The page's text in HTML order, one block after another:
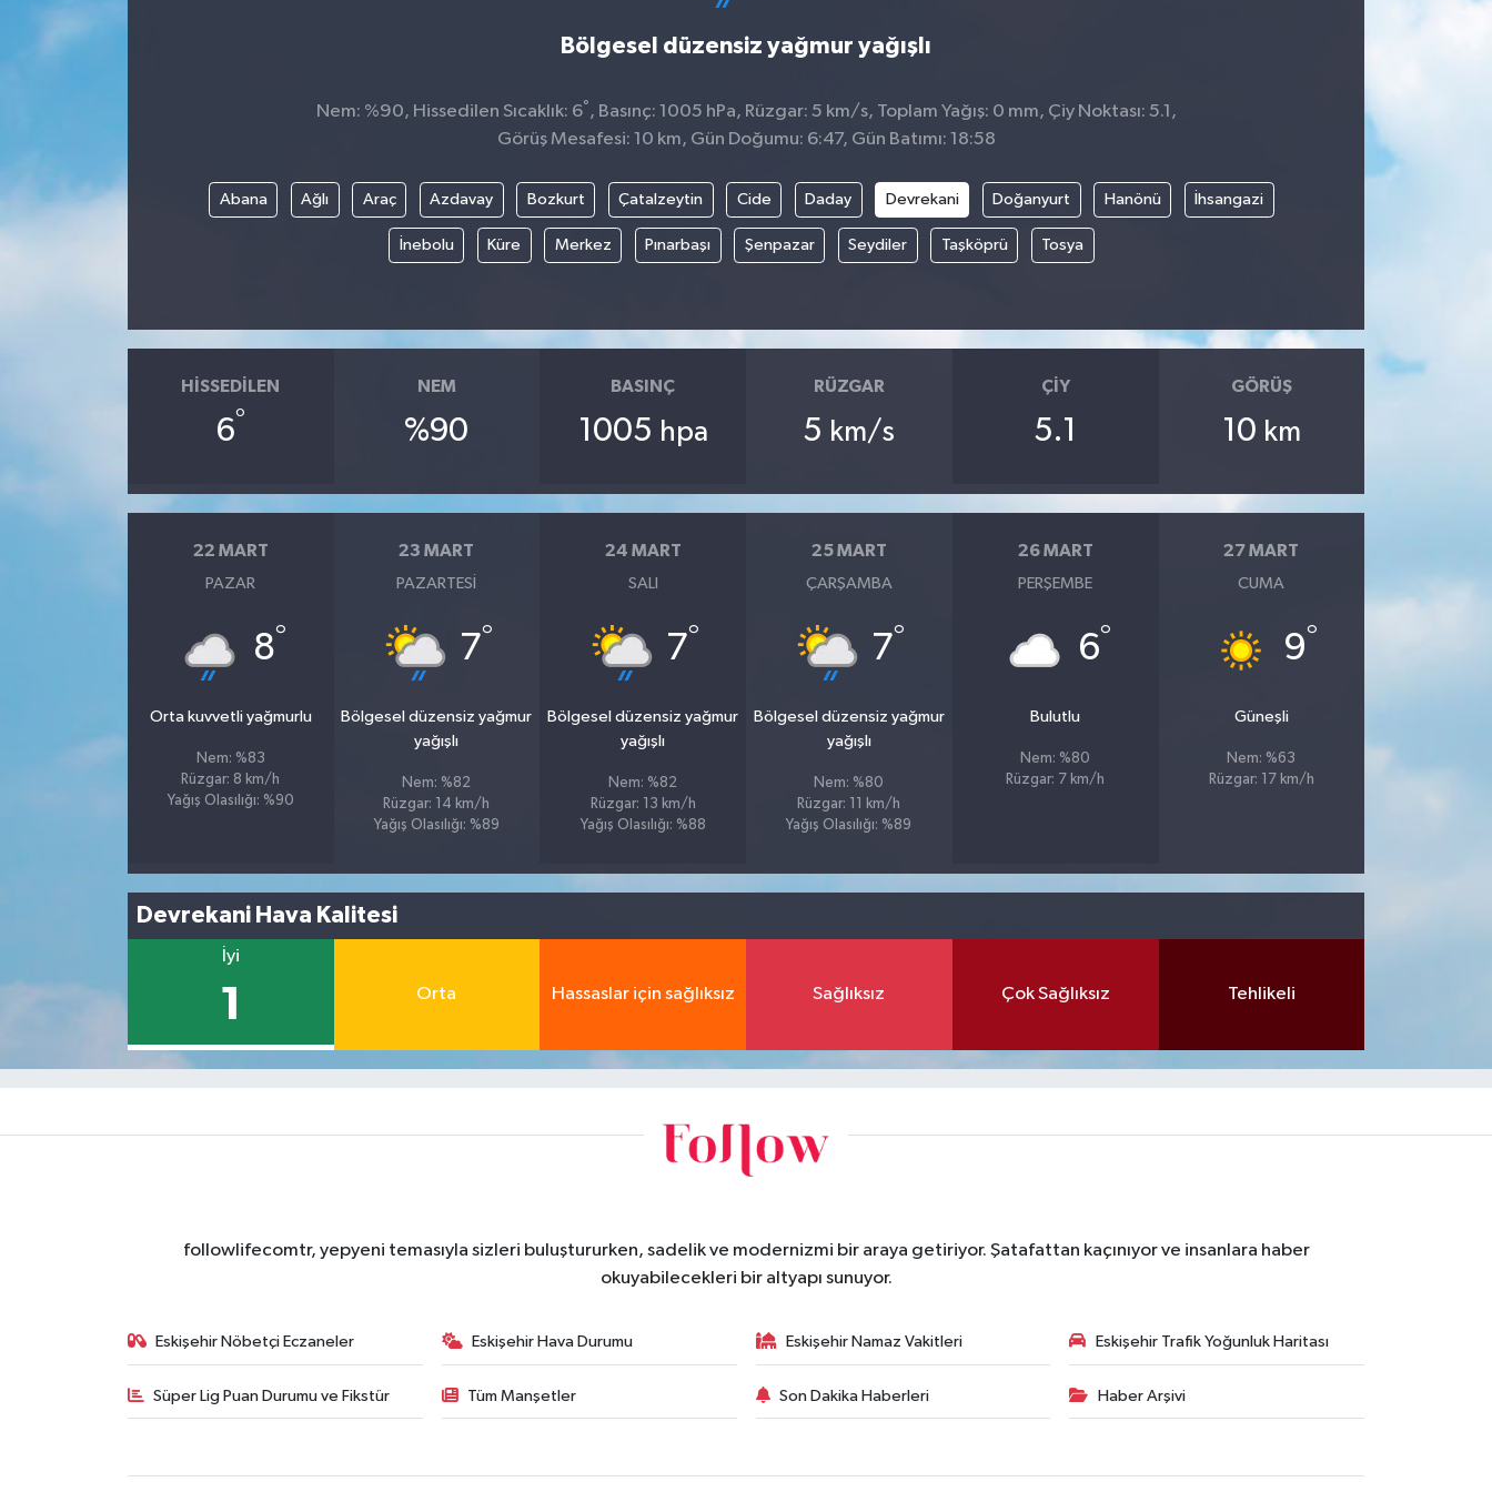
Bölgesel düzensiz yağmur yağışlı
Nem: %90, Hissedilen Sıcaklık: 6° , Basınç: 1005 hPa, Rüzgar: 5 km/s, Toplam Yağış: 0 mm, Çiy Noktası: 5.1,
Görüş Mesafesi: 10 km, Gün Doğumu: 6:47, Gün Batımı: 18:58
Abana Ağlı Araç Azdavay Bozkurt Çatalzeytin Cide Daday Devrekani Doğanyurt Hanönü İhsangazi
İnebolu Küre Merkez Pınarbaşı Şenpazar Seydiler Taşköprü Tosya
HISSEDILEN
6°
NEM
%90
BASINÇ
1005 hpa
RÜZGAR
5 km/s
ÇIY
5.1
GÖRÜŞ
10 km
22 MART
PAZAR
8°
Orta kuvvetli yağmurlu
Nem: %83
Rüzgar: 8 km/h
Yağış Olasılığı: %90
23 MART
PAZARTESI
7°
Bölgesel düzensiz yağmur
yağışlı
Nem: %82
Rüzgar: 14 km/h
Yağış Olasılığı: %89
24 MART
SALI
7°
Bölgesel düzensiz yağmur
yağışlı
Nem: %82
Rüzgar: 13 km/h
Yağış Olasılığı: %88
25 MART
ÇARŞAMBA
7°
Bölgesel düzensiz yağmur
yağışlı
Nem: %80
Rüzgar: 11 km/h
Yağış Olasılığı: %89
26 MART
PERŞEMBE
6°
Bulutlu
Nem: %80
Rüzgar: 7 km/h
27 MART
CUMA
9°
Güneşli
Nem: %63
Rüzgar: 17 km/h
Devrekani Hava Kalitesi
İyi
1 Orta Hassaslar için sağlıksız Sağlıksız Çok Sağlıksız Tehlikeli
followlifecomtr, yepyeni temasıyla sizleri buluştururken, sadelik ve modernizmi bir araya getiriyor. Şatafattan kaçınıyor ve insanlara haber
okuyabilecekleri bir altyapı sunuyor.
Eskişehir Nöbetçi Eczaneler Eskişehir Hava Durumu Eskişehir Namaz Vakitleri Eskişehir Trafik Yoğunluk Haritası
Süper Lig Puan Durumu ve Fikstür Tüm Manşetler Son Dakika Haberleri Haber Arşivi